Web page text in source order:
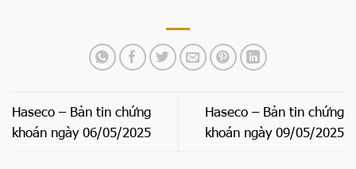
Haseco – Bản tin chứng
khoán ngày 06/05/2025
Haseco – Bản tin chứng
khoán ngày 09/05/2025